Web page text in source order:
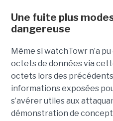
Une fuite plus
dangereuse
Même si watchTowr n’a
octets de données via
octets lors des
informations exposées
s’avérer utiles aux
démonstration de concept